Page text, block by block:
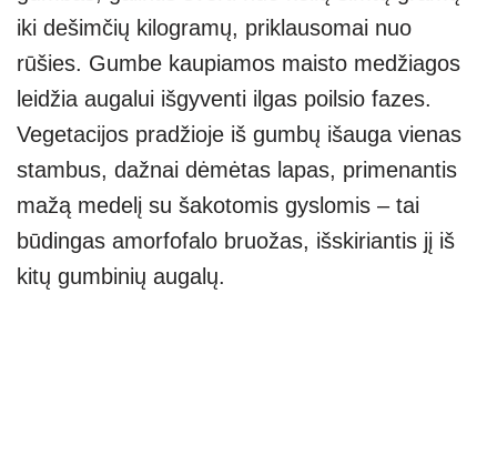
iki dešimčių kilogramų, priklausomai nuo
rūšies. Gumbe kaupiamos maisto medžiagos
leidžia augalui išgyventi ilgas poilsio fazes.
Vegetacijos pradžioje iš gumbų išauga vienas
stambus, dažnai dėmėtas lapas, primenantis
mažą medelį su šakotomis gyslomis – tai
būdingas amorfofalo bruožas, išskiriantis jį iš
kitų gumbinių augalų.